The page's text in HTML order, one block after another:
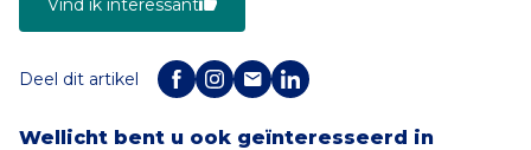
Vind ik interessant
Deel dit artikel
Wellicht bent u ook geïnteresseerd in